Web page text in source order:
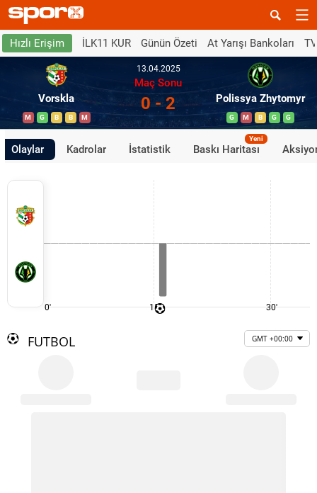
Hızlı Erişim İLK11 KUR Günün Özeti At Yarışı Bankoları
Vorskla
M G B B M
13.04.2025
Maç Sonu
0 - 2 Polissya Zhytomyr
G M B G G
Olaylar Kadrolar İstatistik Baskı Haritası
Yeni
0' 15' 30'
FUTBOL GMT +00:00